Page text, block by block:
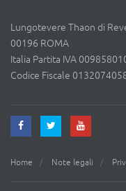
Lungotevere Thaon di
00196 ROMA
Italia Partita IVA
Codice Fiscale
Home Note legali